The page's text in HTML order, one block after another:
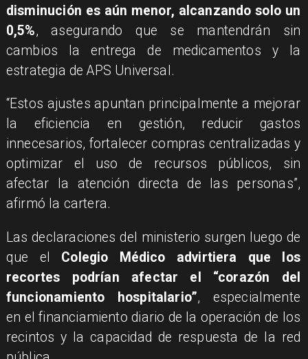
disminución es aún menor, alcanzando solo un
0,5%, asegurando que se mantendrán sin
cambios la entrega de medicamentos y la
estrategia de APS Universal.
“Estos ajustes apuntan principalmente a mejorar
la eficiencia en gestión, reducir gastos
innecesarios, fortalecer compras centralizadas y
optimizar el uso de recursos públicos, sin
afectar la atención directa de las personas”,
afirmó la cartera.
Las declaraciones del ministerio surgen luego de
que el Colegio Médico advirtiera que los
recortes podrían afectar el “corazón del
funcionamiento hospitalario”, especialmente
en el financiamiento diario de la operación de los
recintos y la capacidad de respuesta de la red